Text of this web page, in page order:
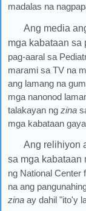
madalas na
Ang media
mga kabataan sa
pag-aaral sa
marami sa TV na
ang lamang na
mga nanonod
talakayan ng zina
mga kabataan
Ang relihiyon
sa mga kabataan
ng National Center
na ang
zina ay dahil "ito'y